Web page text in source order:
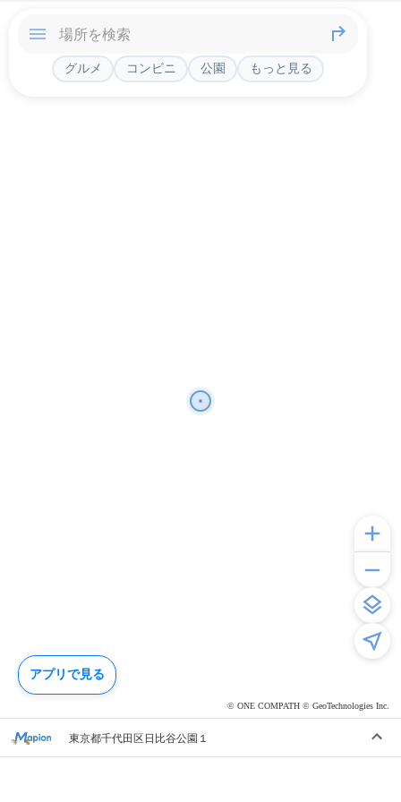
© ONE COMPATH © GeoTechnologies Inc.
グルメ コンビニ 公園 もっと見る
東京都千代田区日比谷公園１
アプリで見る